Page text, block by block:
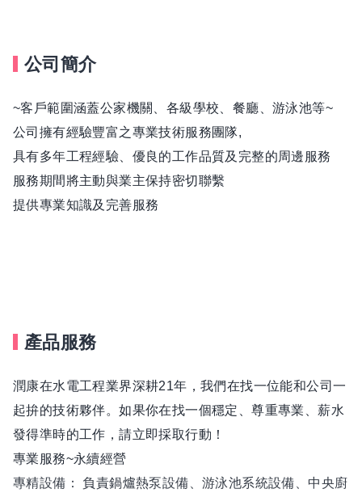
公司簡介
~客戶範圍涵蓋公家機關、各級學校、餐廳、游泳池等~
公司擁有經驗豐富之專業技術服務團隊,
具有多年工程經驗、優良的工作品質及完整的周邊服務
服務期間將主動與業主保持密切聯繫
提供專業知識及完善服務
產品服務
潤康在水電工程業界深耕21年，我們在找一位能和公司一
起拚的技術夥伴。如果你在找一個穩定、尊重專業、薪水
發得準時的工作，請立即採取行動！
專業服務~永續經營
專精設備： 負責鍋爐熱泵設備、游泳池系統設備、中央廚